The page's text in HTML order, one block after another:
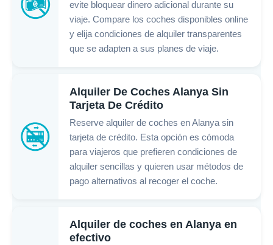
evite bloquear dinero adicional durante su
viaje. Compare los coches disponibles online
y elija condiciones de alquiler transparentes
que se adapten a sus planes de viaje.
Alquiler De Coches Alanya Sin
Tarjeta De Crédito
Reserve alquiler de coches en Alanya sin
tarjeta de crédito. Esta opción es cómoda
para viajeros que prefieren condiciones de
alquiler sencillas y quieren usar métodos de
pago alternativos al recoger el coche.
Alquiler de coches en Alanya en
efectivo